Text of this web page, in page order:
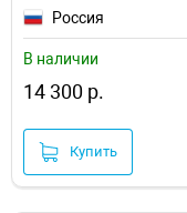
Россия
В наличии
14 300 р.
Купить